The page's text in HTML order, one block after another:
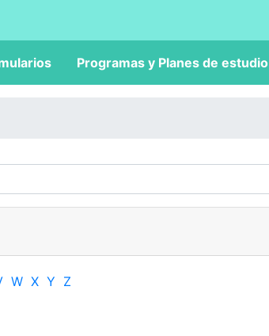
Programas y Planes de estudio
W X Y Z